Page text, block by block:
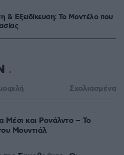
& Εξειδίκευση: Το Mοντέλο που
Σχολιασμένα
Μέσι και Ρονάλντο – Το
Μουντιάλ